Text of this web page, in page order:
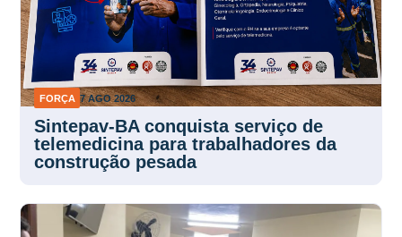
FORÇA 7 AGO 2026
Sintepav-BA conquista serviço de
telemedicina para trabalhadores da
construção pesada